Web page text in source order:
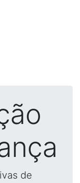
de